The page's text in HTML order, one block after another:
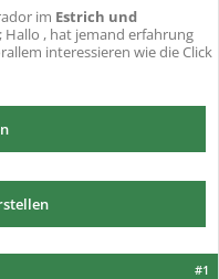
im Estrich und
Hallo , hat jemand erfahrung
interessieren wie die Click
#1